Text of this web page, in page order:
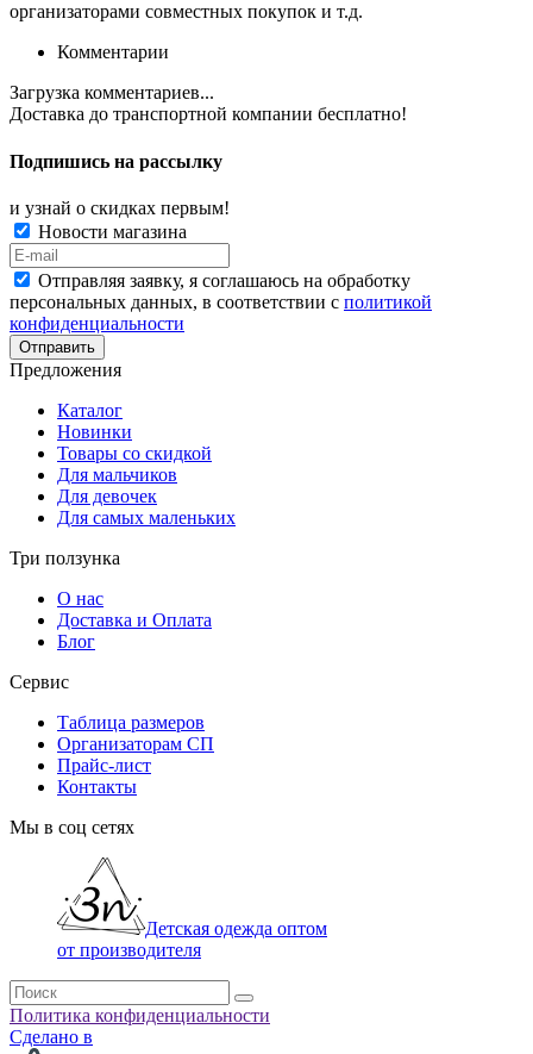
организаторами совместных покупок и т.д.
Комментарии
Загрузка комментариев...
Доставка до транспортной компании бесплатно!
Подпишись на рассылку
и узнай о скидках первым!
Новости магазина
Отправляя заявку, я соглашаюсь на обработку
персональных данных, в соответствии с политикой
конфиденциальности
Отправить
Предложения
Каталог
Новинки
Товары со скидкой
Для мальчиков
Для девочек
Для самых маленьких
Три ползунка
О нас
Доставка и Оплата
Блог
Сервис
Таблица размеров
Организаторам СП
Прайс-лист
Контакты
Мы в соц сетях
Детская одежда оптом
от производителя
Политика конфиденциальности
Сделано в